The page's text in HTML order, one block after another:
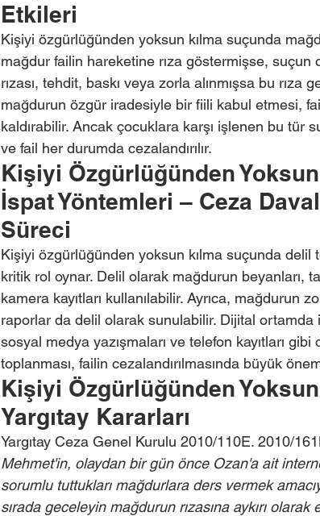
Etkileri
Kişiyi özgürlüğünden yoksun kılma suçunda
mağdur failin hareketine rıza göstermişse, suçun
rızası, tehdit, baskı veya zorla alınmışsa bu rıza
mağdurun özgür iradesiyle bir fiili kabul etmesi,
kaldırabilir. Ancak çocuklara karşı işlenen bu tür
ve fail her durumda cezalandırılır.
Kişiyi Özgürlüğünden
İspat Yöntemleri – Ceza
Süreci
Kişiyi özgürlüğünden yoksun kılma suçunda delil
kritik rol oynar. Delil olarak mağdurun beyanları,
kamera kayıtları kullanılabilir. Ayrıca, mağdurun
raporlar da delil olarak sunulabilir. Dijital
sosyal medya yazışmaları ve telefon kayıtları
toplanması, failin cezalandırılmasında büyük
Kişiyi Özgürlüğünden
Yargıtay Kararları
Yargıtay Ceza Genel Kurulu 2010/110E. 2010/
Mehmet'in, olaydan bir gün önce Ozan'a ait
sorumlu tuttukları mağdurlara ders vermek
sırada geceleyin mağdurun rızasına aykırı